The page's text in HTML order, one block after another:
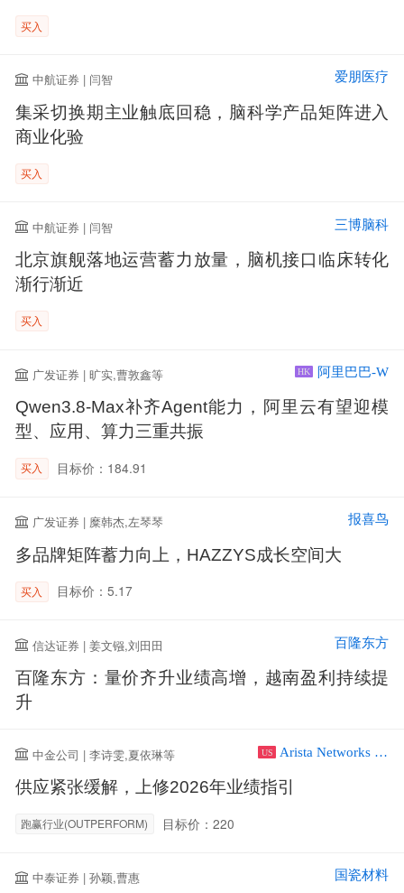
买入
中航证券 | 闫智 爱朋医疗
集采切换期主业触底回稳，脑科学产品矩阵进入
商业化验
买入
中航证券 | 闫智 三博脑科
北京旗舰落地运营蓄力放量，脑机接口临床转化
渐行渐近
买入
广发证券 | 旷实,曹敦鑫等 HK 阿里巴巴-W
Qwen3.8-Max补齐Agent能力，阿里云有望迎模
型、应用、算力三重共振
买入 目标价：184.91
广发证券 | 糜韩杰,左琴琴 报喜鸟
多品牌矩阵蓄力向上，HAZZYS成长空间大
买入 目标价：5.17
信达证券 | 姜文镪,刘田田 百隆东方
百隆东方：量价齐升业绩高增，越南盈利持续提
升
中金公司 | 李诗雯,夏依琳等 US Arista Networks Inc
供应紧张缓解，上修2026年业绩指引
跑赢行业(OUTPERFORM) 目标价：220
中泰证券 | 孙颖,曹惠 国瓷材料